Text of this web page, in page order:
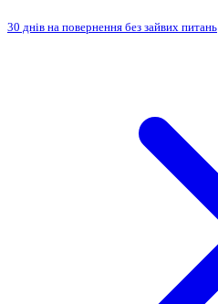
30 днів на повернення без зайвих питань